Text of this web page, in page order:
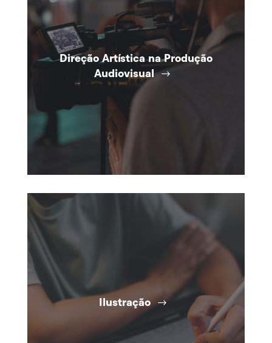
Direção Artística na Produção
Audiovisual
Ilustração